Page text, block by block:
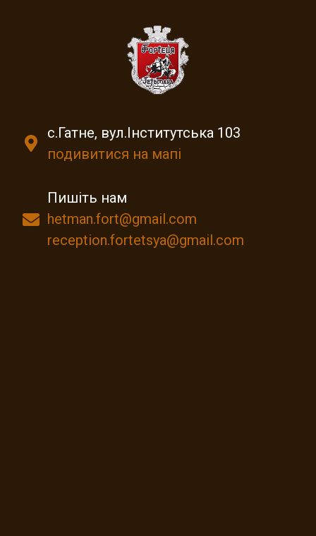
с.Гатне, вул.Інститутська 103
подивитися на мапі
Пишіть нам
hetman.fort@gmail.com
reception.fortetsya@gmail.com